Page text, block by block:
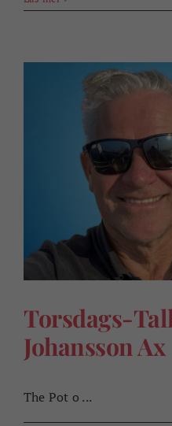
Torsdags-
Johansson Ax
The Pot o ...